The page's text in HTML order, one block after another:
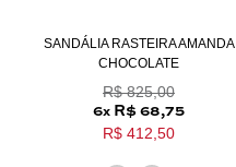
SANDÁLIA RASTEIRA AMANDA
CHOCOLATE
R$ 825,00
6x R$ 68,75
R$ 412,50